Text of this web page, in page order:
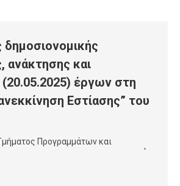
ανάκτησης και
έργων στη
Εστίασης” του
Προγραμμάτων και